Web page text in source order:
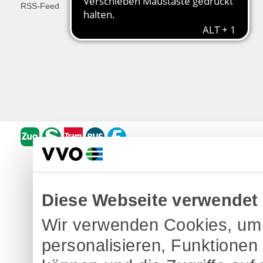
Diese Webseite
Wir verwenden Cookies,
personalisieren,
RSS-Feed
Fähren & Schiffe